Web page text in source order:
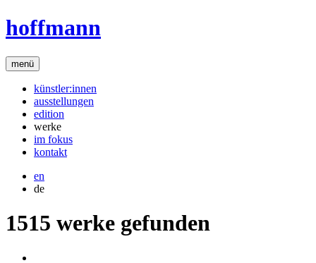
hoffmann
menü
künstler:innen
ausstellungen
edition
werke
im fokus
kontakt
en
de
1515 werke gefunden